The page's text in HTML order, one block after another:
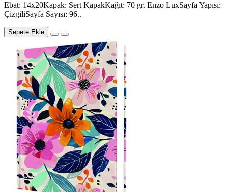
Ebat: 14x20Kapak: Sert KapakKağıt: 70 gr. Enzo LuxSayfa Yapısı:
ÇizgiliSayfa Sayısı: 96..
Sepete Ekle